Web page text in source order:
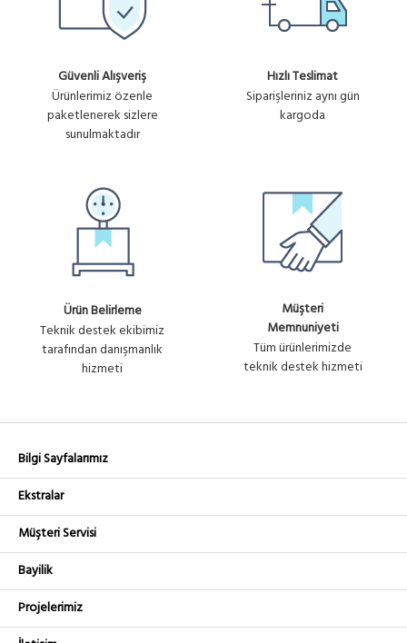
Güvenli Alışveriş
Ürünlerimiz özenle
paketlenerek sizlere
sunulmaktadır
Hızlı Teslimat
Siparişleriniz aynı gün
kargoda
Ürün Belirleme
Teknik destek ekibimiz
tarafından danışmanlık
hizmeti
Müşteri
Memnuniyeti
Tüm ürünlerimizde
teknik destek hizmeti
Bilgi Sayfalarımız
Ekstralar
Müşteri Servisi
Bayilik
Projelerimiz